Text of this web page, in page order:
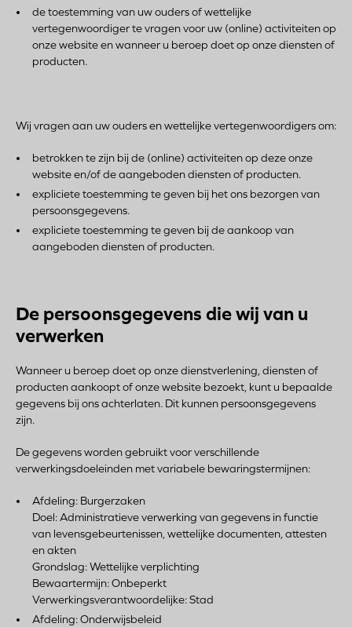
de toestemming van uw ouders of wettelijke
vertegenwoordiger te vragen voor uw (online) activiteiten op
onze website en wanneer u beroep doet op onze diensten of
producten.
Wij vragen aan uw ouders en wettelijke vertegenwoordigers om:
betrokken te zijn bij de (online) activiteiten op deze onze
website en/of de aangeboden diensten of producten.
expliciete toestemming te geven bij het ons bezorgen van
persoonsgegevens.
expliciete toestemming te geven bij de aankoop van
aangeboden diensten of producten.
De persoonsgegevens die wij van u
verwerken
Wanneer u beroep doet op onze dienstverlening, diensten of
producten aankoopt of onze website bezoekt, kunt u bepaalde
gegevens bij ons achterlaten. Dit kunnen persoonsgegevens
zijn.
De gegevens worden gebruikt voor verschillende
verwerkingsdoeleinden met variabele bewaringstermijnen:
Afdeling: Burgerzaken
Doel: Administratieve verwerking van gegevens in functie
van levensgebeurtenissen, wettelijke documenten, attesten
en akten
Grondslag: Wettelijke verplichting
Bewaartermijn: Onbeperkt
Verwerkingsverantwoordelijke: Stad
Afdeling: Onderwijsbeleid